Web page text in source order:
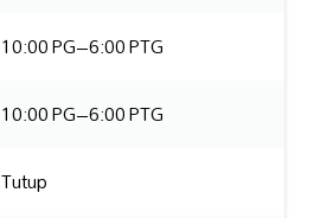
10:00 PG–6:00 PTG
10:00 PG–6:00 PTG
Tutup